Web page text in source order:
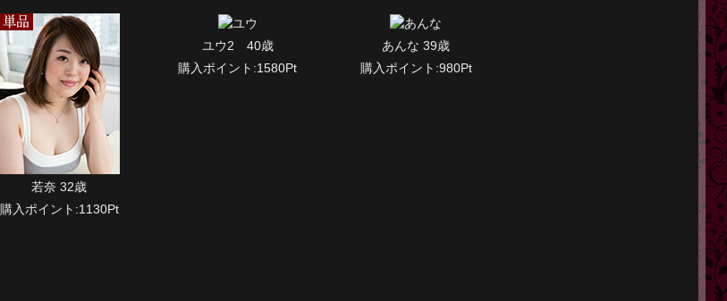
若奈 32歳
購入ポイント:1130Pt
ユウ2 40歳
購入ポイント:1580Pt
あんな 39歳
購入ポイント:980Pt